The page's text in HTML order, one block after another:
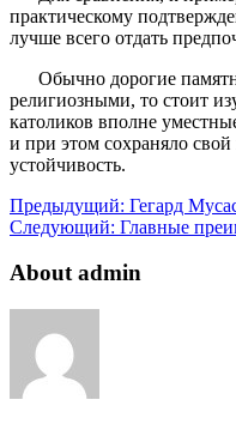
практическому
лучше всего отдать
Обычно дорогие
религиозными, то стоит
католиков вполне
и при этом сохраняло
устойчивость.
Предыдущий: Гегард
Следующий: Главные
About admin